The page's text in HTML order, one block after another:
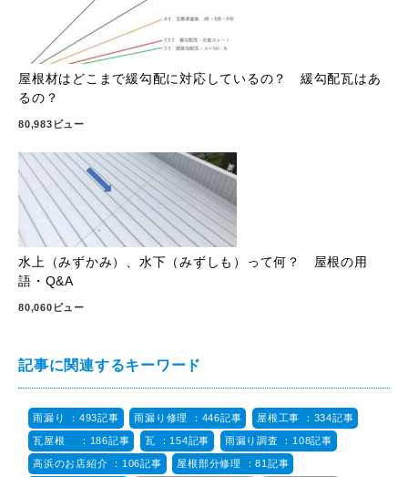
屋根材はどこまで緩勾配に対応しているの？ 緩勾配瓦はあ
るの？
80,983ビュー
水上（みずかみ）、水下（みずしも）って何？ 屋根の用
語・Q&A
80,060ビュー
記事に関連するキーワード
雨漏り ：493記事 雨漏り修理 ：446記事 屋根工事 ：334記事
瓦屋根 ：186記事 瓦 ：154記事 雨漏り調査 ：108記事
高浜のお店紹介 ：106記事 屋根部分修理 ：81記事